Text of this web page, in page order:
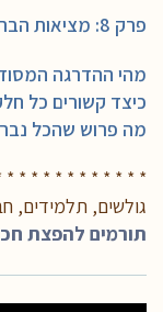
פרק 8: מציאות הבריאה ותפקיד ישראל בה
מהי ההדרגה
כיצד קשורים כל
מה פרוש שהכל
* * * * * * * * * * * *
גולשים, תלמידים,
תורמים להפצת